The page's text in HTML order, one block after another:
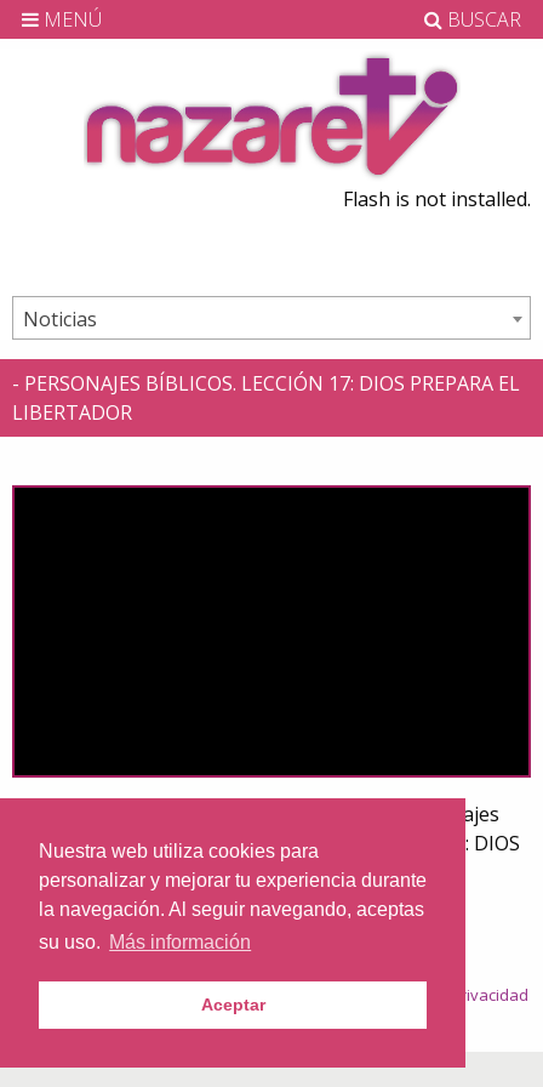
Nuestra web utiliza cookies para
personalizar y mejorar tu experiencia durante
la navegación. Al seguir navegando, aceptas
su uso. Más información
Aceptar
MENÚ BUSCAR
Flash is not installed.
Noticias
- PERSONAJES BÍBLICOS. LECCIÓN 17: DIOS PREPARA EL
LIBERTADOR
→ Nazaret TV te ofrece el curso sobre los personajes
bíblicos del Antiguo Testamento. Hoy la lección 17: DIOS
PREPARA EL LIBERTADOR.
Profesora: Emilia García Martín.
Condiciones generales
Política de privacidad
Política de cookies